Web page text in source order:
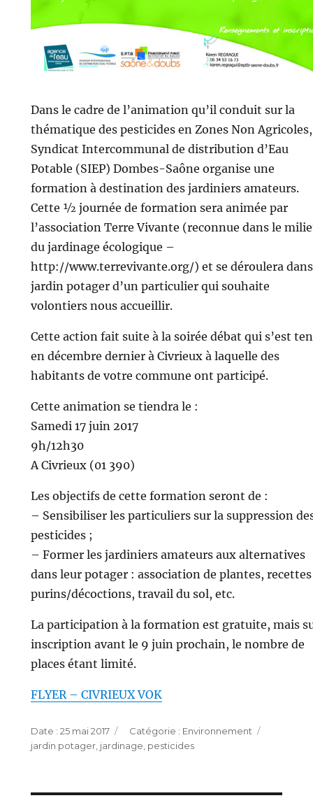
Dans le cadre de l’animation qu’il conduit sur la
thématique des pesticides en Zones Non
Syndicat Intercommunal de distribution d’Eau
Potable (SIEP) Dombes-Saône organise une
formation à destination des jardiniers amateurs.
Cette ½ journée de formation sera animée par
l’association Terre Vivante (reconnue dans le
du jardinage écologique –
http://www.terrevivante.org/) et se déroulera
jardin potager d’un particulier qui souhaite
volontiers nous accueillir.
Cette action fait suite à la soirée débat qui s’est
en décembre dernier à Civrieux à laquelle des
habitants de votre commune ont participé.
Cette animation se tiendra le :
Samedi 17 juin 2017
9h/12h30
A Civrieux (01 390)
Les objectifs de cette formation seront de :
– Sensibiliser les particuliers sur la suppression
pesticides ;
– Former les jardiniers amateurs aux alternatives
dans leur potager : association de plantes, recettes
purins/décoctions, travail du sol, etc.
La participation à la formation est gratuite, mais
inscription avant le 9 juin prochain, le nombre de
places étant limité.
FLYER – CIVRIEUX VOK
Publié
le
25 mai 2017 Catégories
Environnement
jardin potager, jardinage pesticides